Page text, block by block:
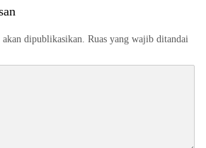
dipublikasikan. Ruas yang wajib ditandai